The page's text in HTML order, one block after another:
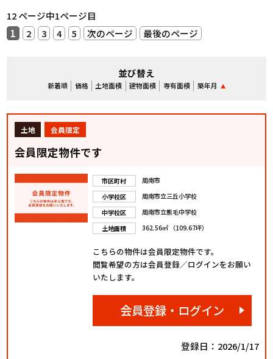
12 ページ中1ページ目
1
2 3 4 5 次のページ 最後のページ
並び替え
新着順 価格 土地面積 建物面積 専有面積 築年月
土地 会員限定
会員限定物件です
市区町村
周南市
小学校区
周南市立三丘小学校
中学校区
周南市立熊毛中学校
土地面積
362.56㎡ （109.67坪）
こちらの物件は会員限定物件です。
閲覧希望の方は会員登録／ログインをお願い
いたします。
会員登録・ログイン
登録日：2026/1/17